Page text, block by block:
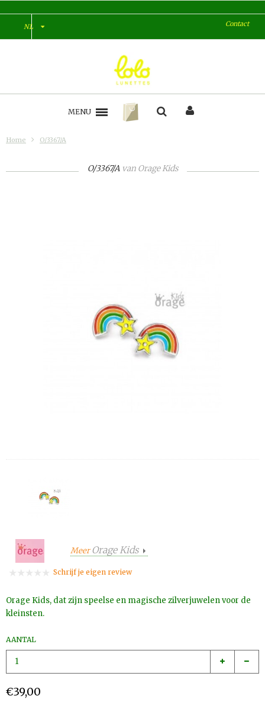
NL Contact
MENU
Home O/3367/A
O/3367/A van Orage Kids
MeerOrage Kids
Schrijf je eigen review
Orage Kids, dat zijn speelse en magische zilverjuwelen voor de
kleinsten.
AANTAL
€39,00